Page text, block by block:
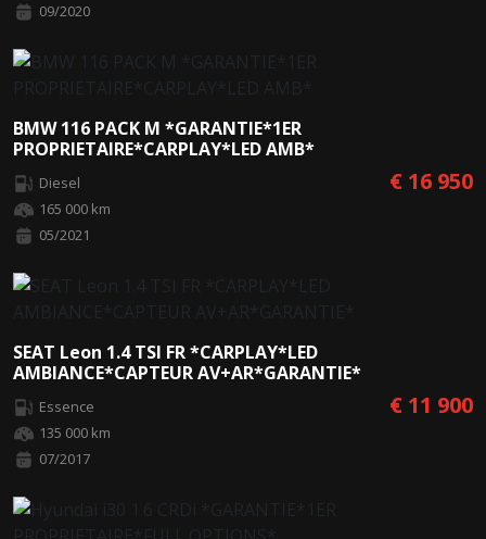
09/2020
BMW 116 PACK M *GARANTIE*1ER
PROPRIETAIRE*CARPLAY*LED AMB*
Diesel
165 000 km
05/2021
€ 16 950
SEAT Leon 1.4 TSI FR *CARPLAY*LED
AMBIANCE*CAPTEUR AV+AR*GARANTIE*
Essence
135 000 km
07/2017
€ 11 900